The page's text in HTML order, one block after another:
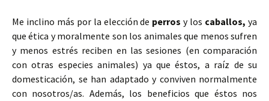
Me inclino más por la elección de perros y los caballos, ya
que ética y moralmente son los animales que menos sufren
y menos estrés reciben en las sesiones (en comparación
con otras especies animales) ya que éstos, a raíz de su
domesticación, se han adaptado y conviven normalmente
con nosotros/as. Además, los beneficios que éstos nos